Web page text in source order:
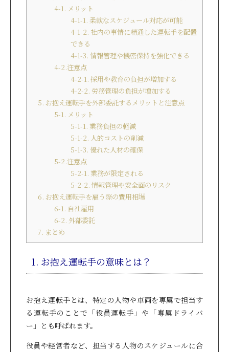
4-1. メリット
4-1-1. 柔軟なスケジュール対応が可能
4-1-2. 社内の事情に精通した運転手を配置
できる
4-1-3. 情報管理や機密保持を強化できる
4-2.注意点
4-2-1. 採用や教育の負担が増加する
4-2-2. 労務管理の負担が増加する
5. お抱え運転手を外部委託するメリットと注意点
5-1. メリット
5-1-1. 業務負担の軽減
5-1-2. 人的コストの削減
5-1-3. 優れた人材の確保
5-2.注意点
5-2-1. 業務が限定される
5-2-2. 情報管理や安全面のリスク
6. お抱え運転手を雇う際の費用相場
6-1. 自社雇用
6-2. 外部委託
7. まとめ
1. お抱え運転手の意味とは？
お抱え運転手とは、特定の人物や車両を専属で担当す
る運転手のことで「役員運転手」や「専属ドライバ
ー」とも呼ばれます。
役員や経営者など、担当する人物のスケジュールに合